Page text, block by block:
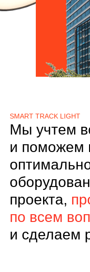
SMART TRACK LIGHT
Мы учтем
и поможем
проекта,
по всем
и сделаем